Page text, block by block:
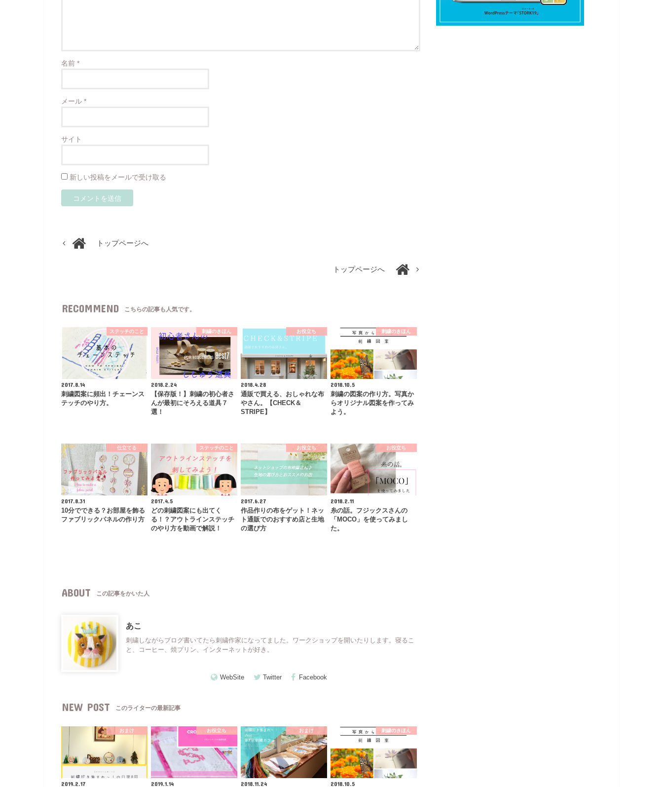
名前 *
メール *
サイト
新しい投稿をメールで受け取る
トップページへ
トップページへ
RECOMMEND こちらの記事も人気です。
ステッチのこと
2017.8.14
刺繍図案に頻出！チェーンス
テッチのやり方。
刺繍のきほん
2018.2.24
【保存版！】刺繍の初心者さ
んが最初にそろえる道具７
選！
お役立ち
2018.4.28
通販で買える、おしゃれな布
やさん。【CHECK＆
STRIPE】
刺繍のきほん
2018.10.5
刺繍の図案の作り方。写真か
らオリジナル図案を作ってみ
よう。
仕立てる
2017.8.31
10分でできる？お部屋を飾る
ファブリックパネルの作り方
ステッチのこと
2017.4.5
どの刺繍図案にも出てく
る！？アウトラインステッチ
のやり方を動画で解説！
お役立ち
2017.6.27
作品作りの布をゲット！ネッ
ト通販でのおすすめ店と生地
の選び方
お役立ち
2018.2.11
糸の話。フジックスさんの
「MOCO」を使ってみまし
た。
ABOUT この記事をかいた人
あこ
刺繍しながらブログ書いてたら刺繍作家になってました。ワークショップを開いたりします。寝るこ
と、コーヒー、焼プリン、インターネットが好き。
WebSite Twitter Facebook
NEW POST このライターの最新記事
おまけ
2019.2.17
お役立ち
2019.1.14
おまけ
2018.11.24
刺繍のきほん
2018.10.5